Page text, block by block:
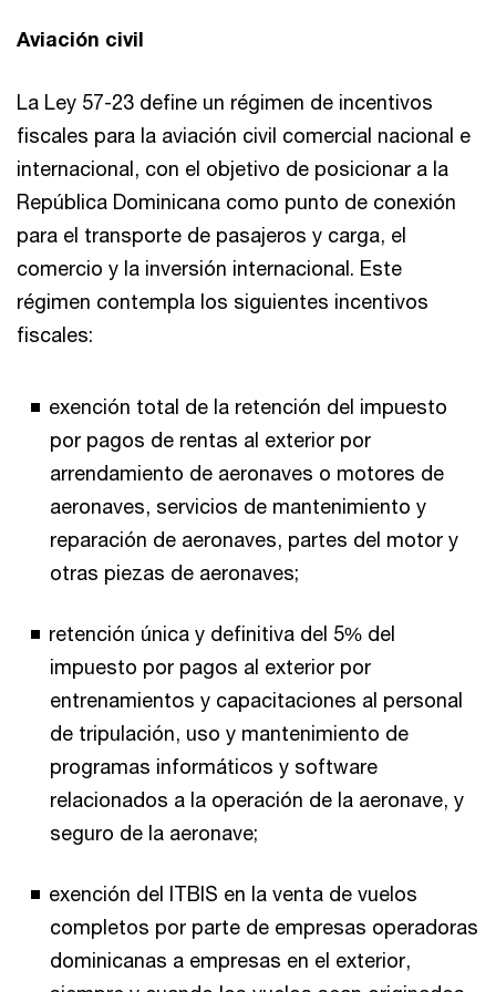
Aviación civil
La Ley 57-23 define un régimen de incentivos
fiscales para la aviación civil comercial nacional e
internacional, con el objetivo de posicionar a la
República Dominicana como punto de conexión
para el transporte de pasajeros y carga, el
comercio y la inversión internacional. Este
régimen contempla los siguientes incentivos
fiscales:
exención total de la retención del impuesto
por pagos de rentas al exterior por
arrendamiento de aeronaves o motores de
aeronaves, servicios de mantenimiento y
reparación de aeronaves, partes del motor y
otras piezas de aeronaves;
retención única y definitiva del 5% del
impuesto por pagos al exterior por
entrenamientos y capacitaciones al personal
de tripulación, uso y mantenimiento de
programas informáticos y software
relacionados a la operación de la aeronave, y
seguro de la aeronave;
exención del ITBIS en la venta de vuelos
completos por parte de empresas operadoras
dominicanas a empresas en el exterior,